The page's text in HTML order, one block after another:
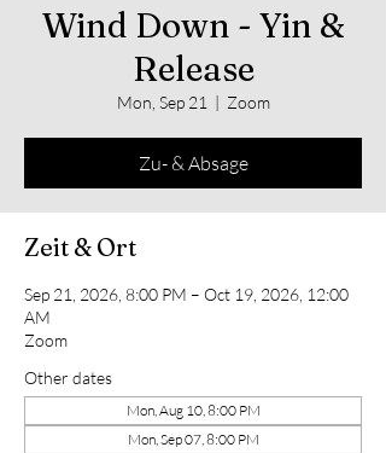
Wind Down - Yin &
Release
Mon, Sep 21
  |
Zoom
Zu- & Absage
Zeit & Ort
Sep 21, 2026, 8:00 PM – Oct 19, 2026, 12:00
AM
Zoom
Other dates
Mon, Aug 10, 8:00 PM
Mon, Sep 07, 8:00 PM